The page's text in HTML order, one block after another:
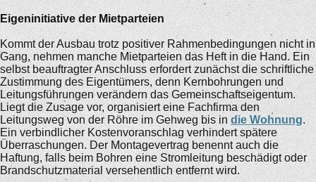
Eigeninitiative der Mietparteien
Kommt der Ausbau trotz positiver Rahmenbedingungen nicht in
Gang, nehmen manche Mietparteien das Heft in die Hand. Ein
selbst beauftragter Anschluss erfordert zunächst die schriftliche
Zustimmung des Eigentümers, denn Kernbohrungen und
Leitungsführungen verändern das Gemeinschaftseigentum.
Liegt die Zusage vor, organisiert eine Fachfirma den
Leitungsweg von der Röhre im Gehweg bis in die Wohnung.
Ein verbindlicher Kostenvoranschlag verhindert spätere
Überraschungen. Der Montagevertrag benennt auch die
Haftung, falls beim Bohren eine Stromleitung beschädigt oder
Brandschutzmaterial versehentlich entfernt wird.